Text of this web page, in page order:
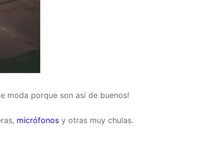
moda porque son así de buenos!
micrófonos y otras muy chulas.